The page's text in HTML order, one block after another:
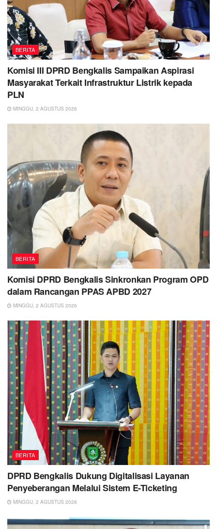
BERITA
Komisi III DPRD Bengkalis Sampaikan Aspirasi
Masyarakat Terkait Infrastruktur Listrik kepada
PLN
MINGGU, 2 AGUSTUS 2026
BERITA
Komisi DPRD Bengkalis Sinkronkan Program OPD
dalam Rancangan PPAS APBD 2027
MINGGU, 2 AGUSTUS 2026
BERITA
DPRD Bengkalis Dukung Digitalisasi Layanan
Penyeberangan Melalui Sistem E-Ticketing
MINGGU, 2 AGUSTUS 2026